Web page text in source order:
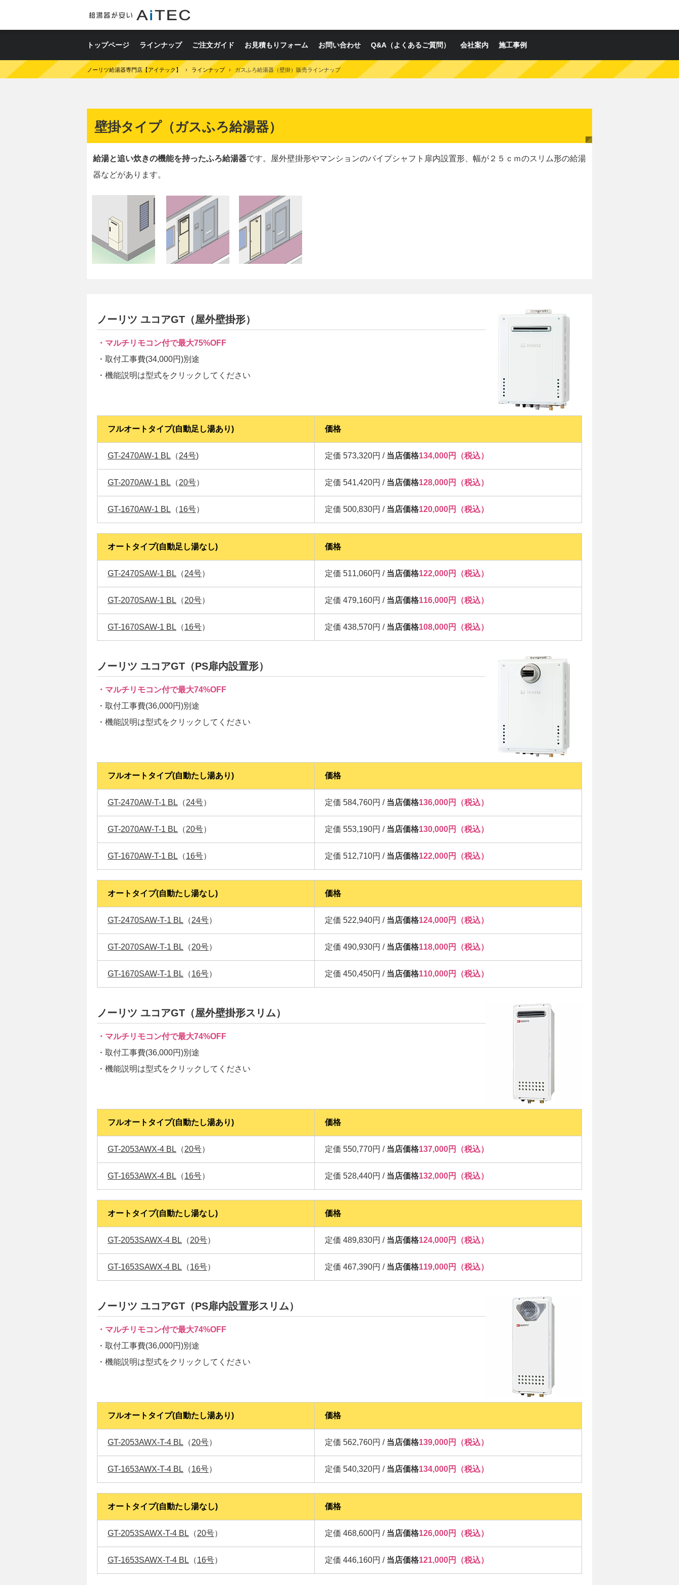
トップページ ラインナップ ご注文ガイド お見積もりフォーム お問い合わせ Q&A（よくあるご質問） 会社案内 施工事例
ノーリツ給湯器専門店【アイテック】 › ラインナップ › ガスふろ給湯器（壁掛）販売ラインナップ
壁掛タイプ（ガスふろ給湯器）
給湯と追い炊きの機能を持ったふろ給湯器です。屋外壁掛形やマンションのパイプシャフト扉内設置形、幅が２５ｃｍのスリム形の給湯
器などがあります。
ノーリツ ユコアGT（屋外壁掛形）
・マルチリモコン付で最大75%OFF
・取付工事費(34,000円)別途
・ 機能説明は型式をクリックしてください
フルオートタイプ(自動足し湯あり) 価格
GT-2470AW-1 BL （24号) 定価 573,320円 / 当店価格134,000円（税込）
GT-2070AW-1 BL （20号） 定価 541,420円 / 当店価格128,000円（税込）
GT-1670AW-1 BL （16号） 定価 500,830円 / 当店価格120,000円（税込）
オートタイプ(自動足し湯なし) 価格
GT-2470SAW-1 BL （24号） 定価 511,060円 / 当店価格122,000円（税込）
GT-2070SAW-1 BL （20号） 定価 479,160円 / 当店価格116,000円（税込）
GT-1670SAW-1 BL （16号） 定価 438,570円 / 当店価格108,000円（税込）
ノーリツ ユコアGT（PS扉内設置形）
・マルチリモコン付で最大74%OFF
・取付工事費(36,000円)別途
・機能説明は型式をクリックしてください
フルオートタイプ(自動たし湯あり) 価格
GT-2470AW-T-1 BL （24号） 定価 584,760円 / 当店価格136,000円（税込）
GT-2070AW-T-1 BL （20号） 定価 553,190円 / 当店価格130,000円（税込）
GT-1670AW-T-1 BL （16号） 定価 512,710円 / 当店価格122,000円（税込）
オートタイプ(自動たし湯なし) 価格
GT-2470SAW-T-1 BL （24号） 定価 522,940円 / 当店価格124,000円（税込）
GT-2070SAW-T-1 BL （20号） 定価 490,930円 / 当店価格118,000円（税込）
GT-1670SAW-T-1 BL （16号） 定価 450,450円 / 当店価格110,000円（税込）
ノーリツ ユコアGT（屋外壁掛形スリム）
・マルチリモコン付で最大74%OFF
・取付工事費(36,000円)別途
・機能説明は型式をクリックしてください
フルオートタイプ(自動たし湯あり) 価格
GT-2053AWX-4 BL （20号） 定価 550,770円 / 当店価格137,000円（税込）
GT-1653AWX-4 BL （16号） 定価 528,440円 / 当店価格132,000円（税込）
オートタイプ(自動たし湯なし) 価格
GT-2053SAWX-4 BL （20号） 定価 489,830円 / 当店価格124,000円（税込）
GT-1653SAWX-4 BL （16号） 定価 467,390円 / 当店価格119,000円（税込）
ノーリツ ユコアGT（PS扉内設置形スリム）
・マルチリモコン付で最大74%OFF
・取付工事費(36,000円)別途
・機能説明は型式をクリックしてください
フルオートタイプ(自動たし湯あり) 価格
GT-2053AWX-T-4 BL （20号） 定価 562,760円 / 当店価格139,000円（税込）
GT-1653AWX-T-4 BL （16号） 定価 540,320円 / 当店価格134,000円（税込）
オートタイプ(自動たし湯なし) 価格
GT-2053SAWX-T-4 BL （20号） 定価 468,600円 / 当店価格126,000円（税込）
GT-1653SAWX-T-4 BL （16号） 定価 446,160円 / 当店価格121,000円（税込）